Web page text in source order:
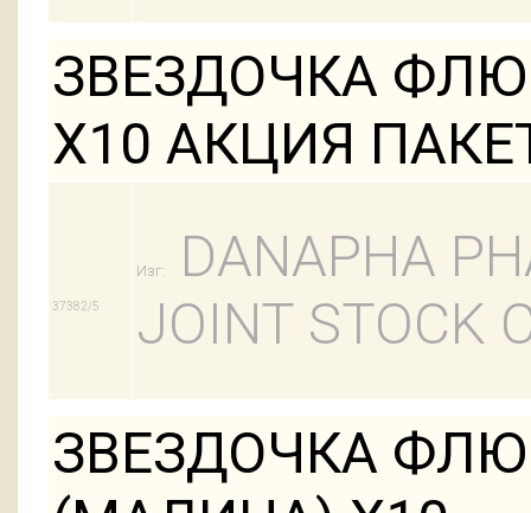
ЗВЕЗДОЧКА
Х10 АКЦИЯ
37382/5
Изг:
DANAPHA
JOINT STOCK
ЗВЕЗДОЧКА